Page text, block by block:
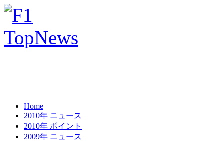
Home
2010年 ニュース
2010年 ポイント
2009年 ニュース